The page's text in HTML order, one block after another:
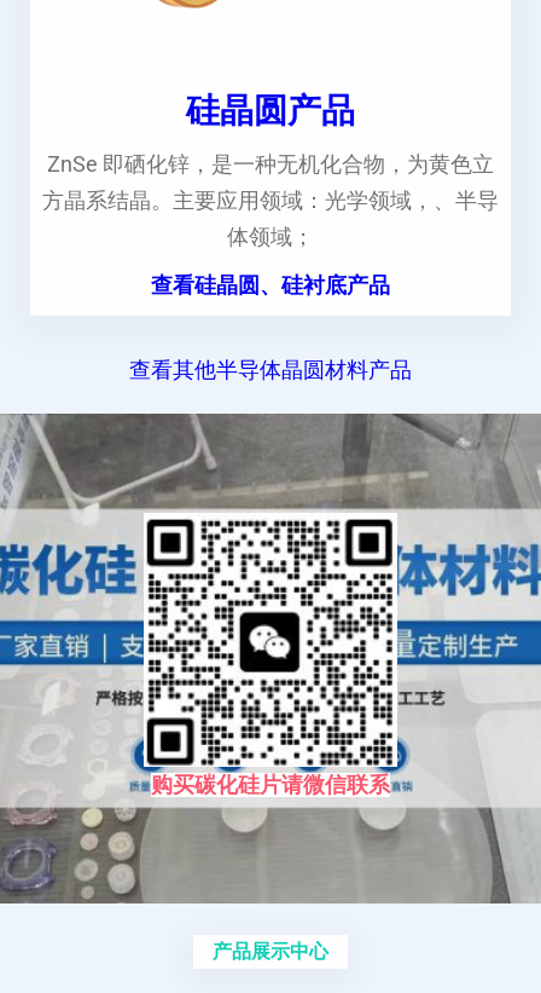
硅晶圆产品
ZnSe 即硒化锌，是一种无机化合物，为黄色立
方晶系结晶。主要应用领域：光学领域，、半导
体领域；
查看硅晶圆、硅衬底产品
查看其他半导体晶圆材料产品
购买碳化硅片请微信联系
产品展示中心